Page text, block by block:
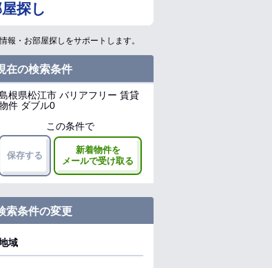
探し
・お部屋探しをサポートします。
在の検索条件
根県松江市 バリアフリー 賃貸
件 ダブル0
この条件で
保存する
新着物件を
メールで受け取る
索条件の変更
域